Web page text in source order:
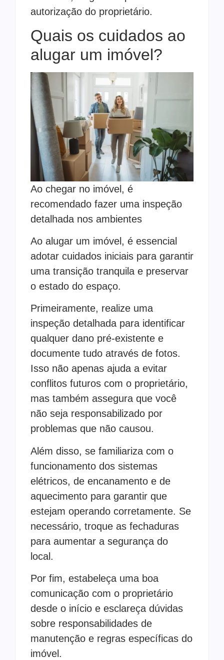
autorização do proprietário.
Quais os cuidados ao
alugar um imóvel?
Ao chegar no imóvel, é
recomendado fazer uma inspeção
detalhada nos ambientes
Ao alugar um imóvel, é essencial
adotar cuidados iniciais para garantir
uma transição tranquila e preservar
o estado do espaço.
Primeiramente, realize uma
inspeção detalhada para identificar
qualquer dano pré-existente e
documente tudo através de fotos.
Isso não apenas ajuda a evitar
conflitos futuros com o proprietário,
mas também assegura que você
não seja responsabilizado por
problemas que não causou.
Além disso, se familiariza com o
funcionamento dos sistemas
elétricos, de encanamento e de
aquecimento para garantir que
estejam operando corretamente. Se
necessário, troque as fechaduras
para aumentar a segurança do
local.
Por fim, estabeleça uma boa
comunicação com o proprietário
desde o início e esclareça dúvidas
sobre responsabilidades de
manutenção e regras específicas do
imóvel.